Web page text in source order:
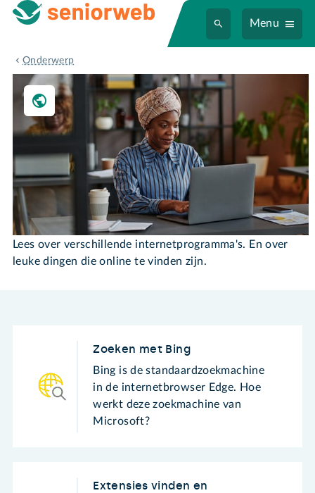
Menu
Onderwerp
Internet
Internet
Lees over verschillende internetprogramma's. En over
leuke dingen die online te vinden zijn.
Zoeken met Bing
Bing is de standaardzoekmachine
in de internetbrowser Edge. Hoe
werkt deze zoekmachine van
Microsoft?
Extensies vinden en